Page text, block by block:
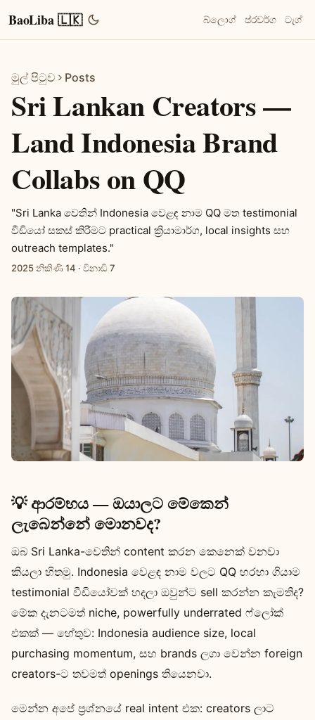
BaoLiba 🇱🇰 බ්ලොග් ප්රවර්ග ටැග්
මුල් පිටුව Posts
Sri Lankan Creators —
Land Indonesia Brand
Collabs on QQ
"Sri Lanka වෙතින් Indonesia වෙළඳ නාම QQ මත testimonial
වීඩියෝ සකස් කිරීමට practical ක්‍රියාමාර්ග, local insights සහ
outreach templates."
2025 නිකිණි 14 · විනාඩි 7
💡 ආරම්භය — ඔයාලට මේකෙන්
ලැබෙන්නේ මොනවද?
ඔබ Sri Lanka-වෙතින් content කරන කෙනෙක් වනවා
කියලා හිතමු. Indonesia වෙළඳ නාම වලට QQ හරහා ගියාම
testimonial වීඩියෝවක් හදලා ඔවුන්ට sell කරන්න කැමතිද?
මේක දැනටමත් niche, powerfully underrated ෆ්ලෝක්
එකක් — හේතුව: Indonesia audience size, local
purchasing momentum, සහ brands ලගා වෙන්න foreign
creators-ට තවමත් openings තියෙනවා.
මෙන්න අපේ ප්‍රශ්නයේ real intent එක: creators ලාට